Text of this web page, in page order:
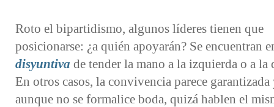
Roto el bipartidismo, algunos líderes tienen que
posicionarse: ¿a quién apoyarán? Se encuentran
disyuntiva de tender la mano a la izquierda o a la
En otros casos, la convivencia parece garantizada
aunque no se formalice boda, quizá hablen el